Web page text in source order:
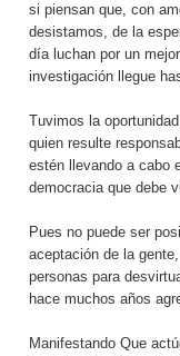
si piensan que, con
desistamos, de la
día luchan por un
investigación llegue
Tuvimos la
quien resulte
estén llevando a cabo
democracia que debe
Pues no puede ser
aceptación de la
personas para
hace muchos años
Manifestando Que